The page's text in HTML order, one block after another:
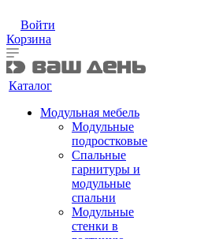
Войти
Корзина
Каталог
Модульная мебель
Модульные
подростковые
Спальные
гарнитуры и
модульные
спальни
Модульные
стенки в